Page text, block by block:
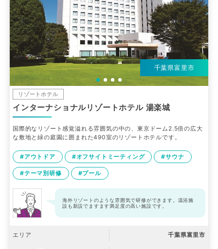
千葉県富里市
リゾートホテル
インターナショナルリゾートホテル 湯楽城
国際的なリゾート感覚溢れる雰囲気の中の、東京ドーム2.5倍の広大
な敷地と緑の庭園に囲まれた490室のリゾートホテルです。
#アウトドア #オフサイトミーティング #サウナ
#テーマ別研修 #プール
海外リゾートのような雰囲気で研修ができます。温浴施
設も新設でますます満足度の高い施設です。
エリア 千葉県富里市